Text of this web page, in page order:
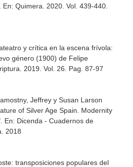
En: Quimera . 2020. Vol. 439-440.
y crítica en la escena frívola:
género (1900) de Felipe
. 2019. Vol. 26. Pag. 87-97
Jeffrey y Susan Larson
of Silver Age Spain. Modernity
En: Dicenda - Cuadernos de
. 2018
transposiciones populares del